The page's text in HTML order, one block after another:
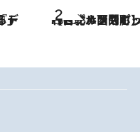
2026.8.4
【台北・西門町】台湾旅行で行くべきグルメスポット7選《濃厚ルーローハンやもっちり粽、サクふわドーナツも》